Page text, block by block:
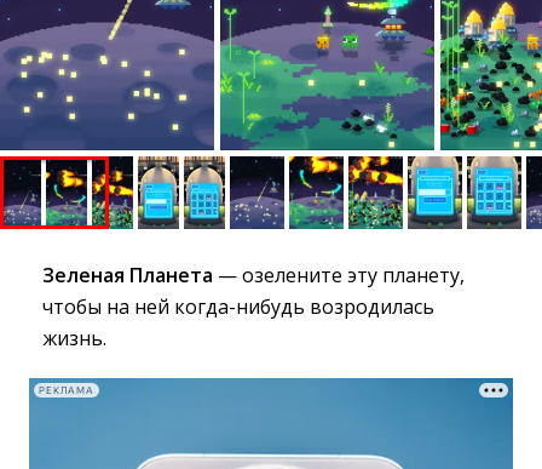
Зеленая Планета — озелените эту планету,
чтобы на ней когда-нибудь возродилась
жизнь.
РЕКЛАМА